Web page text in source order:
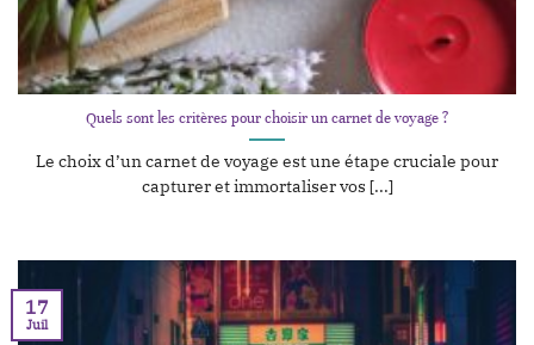
Quels sont les critères pour choisir un carnet de voyage ?
Le choix d’un carnet de voyage est une étape cruciale pour
capturer et immortaliser vos [...]
17
Juil